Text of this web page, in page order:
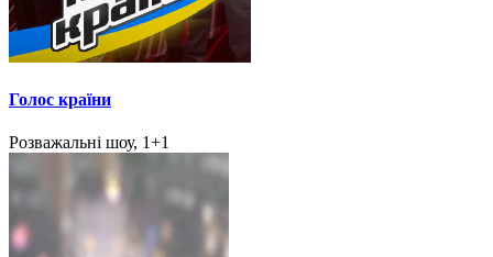
Голос країни
Розважальні шоу, 1+1